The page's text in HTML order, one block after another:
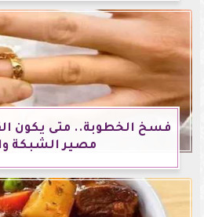
فسخ الخطوبة.. متى يكون
مصير الشبكة